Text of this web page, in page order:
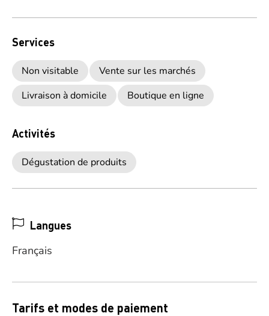
Services
Non visitable
Vente sur les marchés
Livraison à domicile
Boutique en ligne
Activités
Dégustation de produits
Langues
Français
Tarifs et modes de paiement